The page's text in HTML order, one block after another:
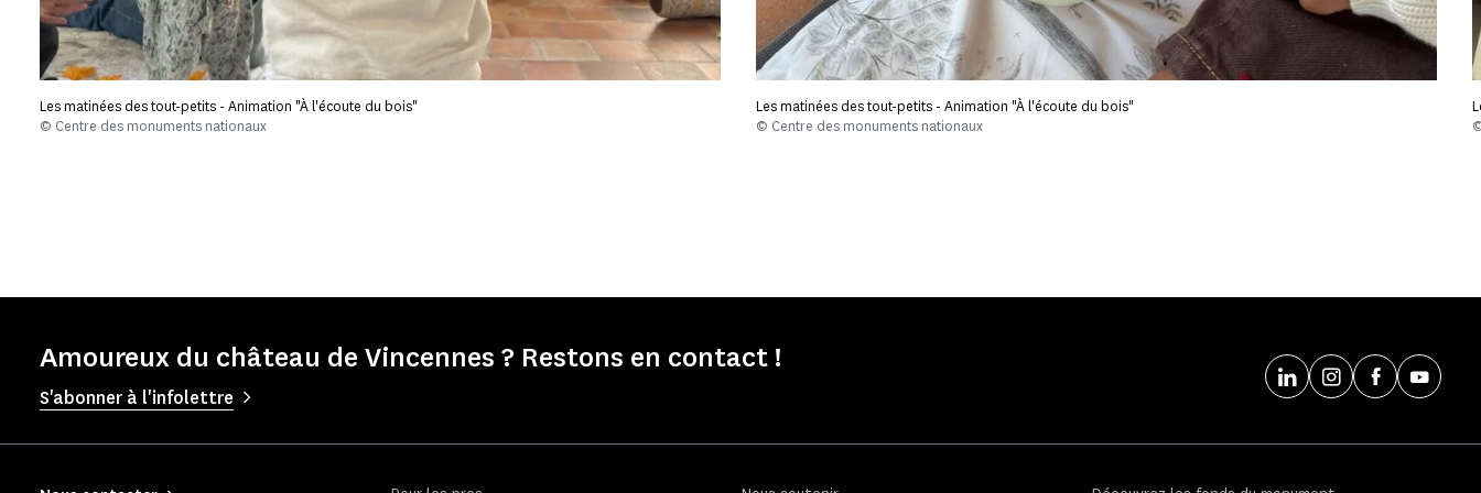
Les matinées des tout-petits - Animation "À l'écoute du bois"
© Centre des monuments nationaux
Les matinées des tout-petits - Animation "À l'écoute du bois"
© Centre des monuments nationaux
Amoureux du château de Vincennes ? Restons en contact !
S'abonner à l'infolettre